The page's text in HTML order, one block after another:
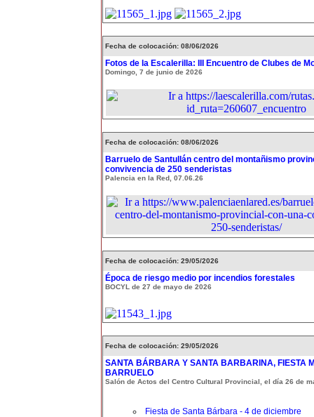
Fecha de colocación: 08/06/2026
Fotos de la Escalerilla: III Encuentro de Clubes de
Domingo, 7 de junio de 2026
Fecha de colocación: 08/06/2026
Barruelo de Santullán centro del montañismo
convivencia de 250 senderistas
Palencia en la Red, 07.06.26
Fecha de colocación: 29/05/2026
Época de riesgo medio por incendios forestales
BOCYL de 27 de mayo de 2026
Fecha de colocación: 29/05/2026
SANTA BÁRBARA Y SANTA BARBARINA, FIESTA
BARRUELO
Salón de Actos del Centro Cultural Provincial, el día 26 de
Fiesta de Santa Bárbara - 4 de diciembre